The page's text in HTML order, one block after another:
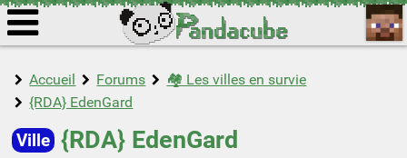
Accueil Forums
🏘️ Les villes en survie
{RDA} EdenGard
Ville {RDA} EdenGard